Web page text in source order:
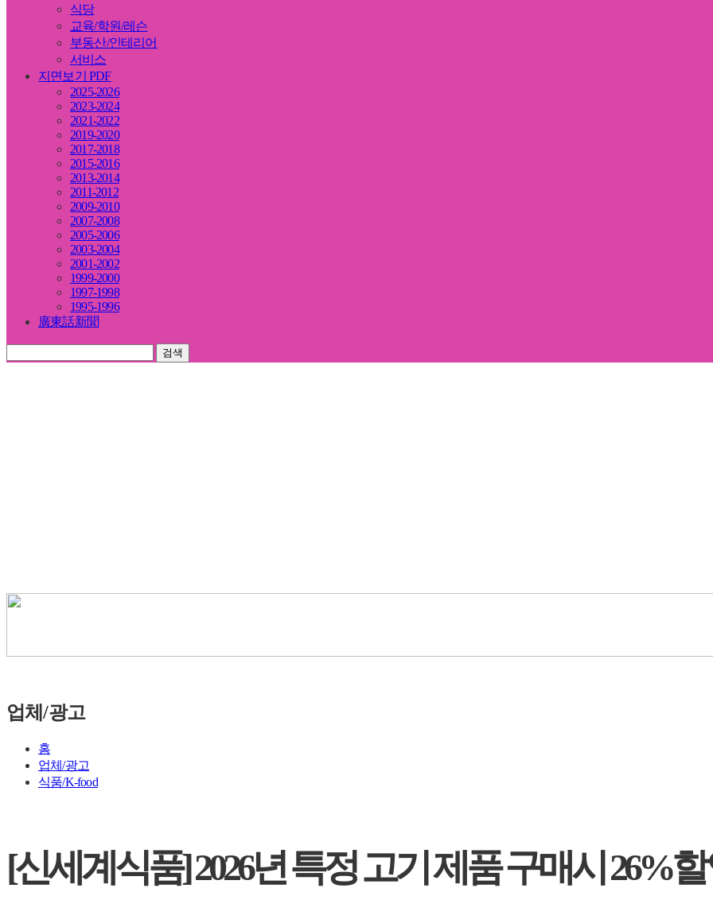
식당
교육/학원/레슨
부동산/인테리어
서비스
지면보기 PDF
2025-2026
2023-2024
2021-2022
2019-2020
2017-2018
2015-2016
2013-2014
2011-2012
2009-2010
2007-2008
2005-2006
2003-2004
2001-2002
1999-2000
1997-1998
1995-1996
廣東話新聞
검색
업체/광고
홈
업체/광고
식품/K-food
[신세계식품] 2026년 특정 고기 제품 구매시 26%